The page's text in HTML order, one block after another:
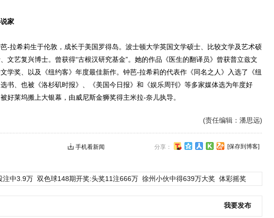
家
希莉生于伦敦，成长于美国罗得岛。波士顿大学英国文学硕士、比较文学及艺术硕
文艺复兴博士。曾获得“古根汉研究基金”。她的作品《医生的翻译员》曾获普立兹文
学奖、以及《纽约客》年度最佳新作。钟芭-拉希莉的代表作《同名之人》入选了《纽
书、也被《洛杉矶时报》、《美国今日报》和《娱乐周刊》等多家媒体选为年度好
好莱坞搬上大银幕，由威尼斯金狮奖得主米拉-奈儿执导。
(责任编辑：潘思远)
分享： [保存到博客]
手机看新闻
注中3.9万 双色球148期开奖:头奖11注666万 徐州小伙中得639万大奖 体彩摇奖
我要发布